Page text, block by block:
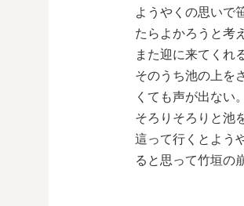
ようやくの思いで
たらよかろうと考
また迎に来てくれ
そのうち池の上を
くても声が出ない
そろりそろりと池
這って行くとよう
ると思って竹垣の